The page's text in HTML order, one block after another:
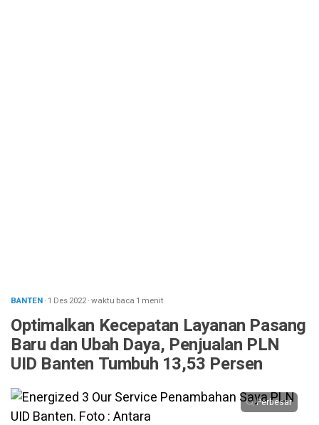
BANTEN· 1 Des 2022·waktu baca 1 menit
Optimalkan Kecepatan Layanan Pasang
Baru dan Ubah Daya, Penjualan PLN
UID Banten Tumbuh 13,53 Persen
Perbesar